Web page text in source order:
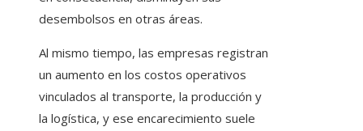
desembolsos en otras áreas.
Al mismo tiempo, las empresas registran
un aumento en los costos operativos
vinculados al transporte, la producción y
la logística, y ese encarecimiento suele